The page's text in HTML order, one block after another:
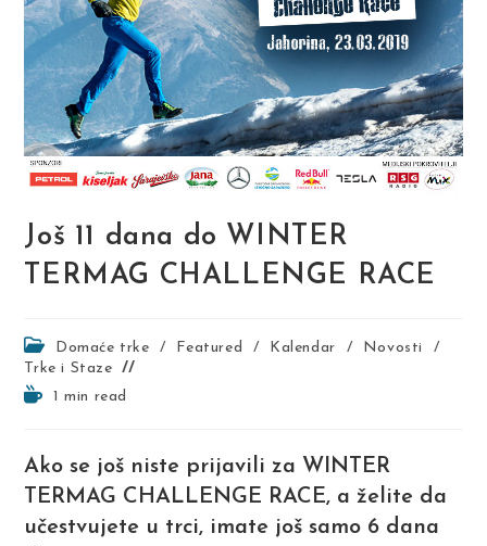
Još 11 dana do WINTER
TERMAG CHALLENGE RACE
Post
category:
Domaće trke / Featured / Kalendar / Novosti
/
Trke i Staze
Reading1 min read
Ako se još niste prijavili za WINTER
TERMAG CHALLENGE RACE, a želite da
učestvujete u trci, imate još samo 6 dana